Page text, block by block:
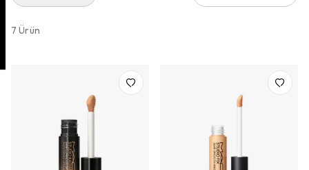
7 Ürün